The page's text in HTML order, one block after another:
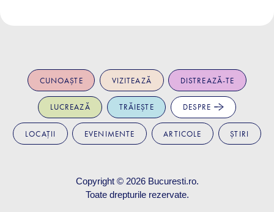
CUNOAȘTE VIZITEAZĂ DISTREAZĂ-TE
LUCREAZĂ TRĂIEȘTE DESPRE
LOCAȚII EVENIMENTE ARTICOLE ȘTIRI
Copyright © 2026 Bucuresti.ro.
Toate drepturile rezervate.